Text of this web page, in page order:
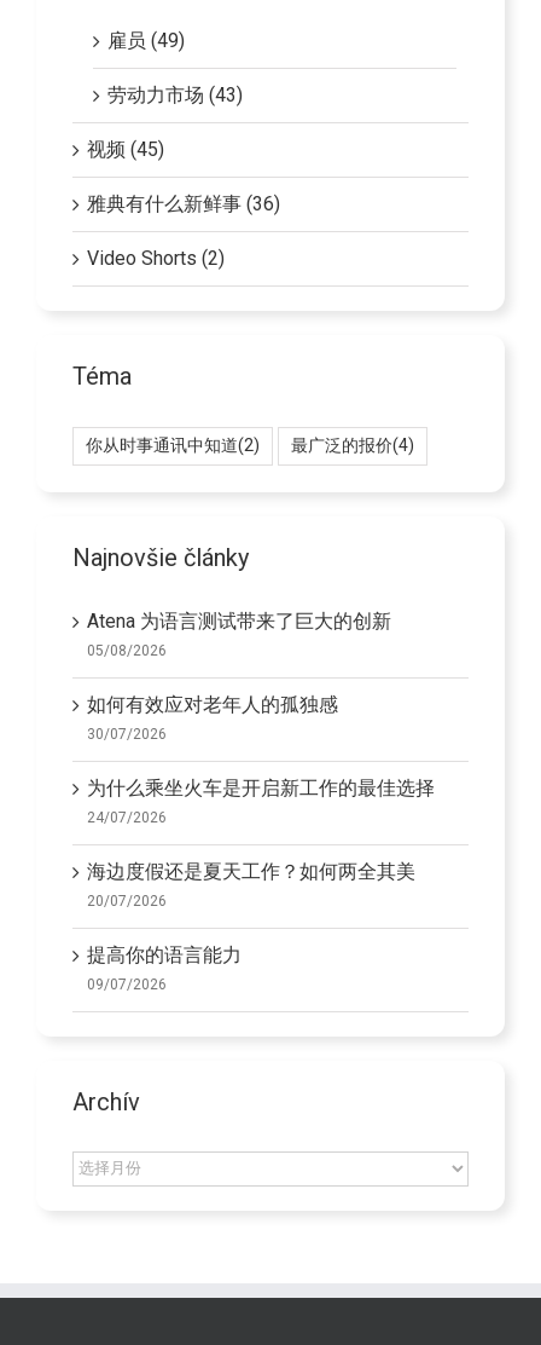
雇员 (49)
劳动力市场 (43)
视频 (45)
雅典有什么新鲜事 (36)
Video Shorts (2)
Téma
你从时事通讯中知道(2) 最广泛的报价(4)
Najnovšie články
Atena 为语言测试带来了巨大的创新
05/08/2026
如何有效应对老年人的孤独感
30/07/2026
为什么乘坐火车是开启新工作的最佳选择
24/07/2026
海边度假还是夏天工作？如何两全其美
20/07/2026
提高你的语言能力
09/07/2026
Archív
Archív